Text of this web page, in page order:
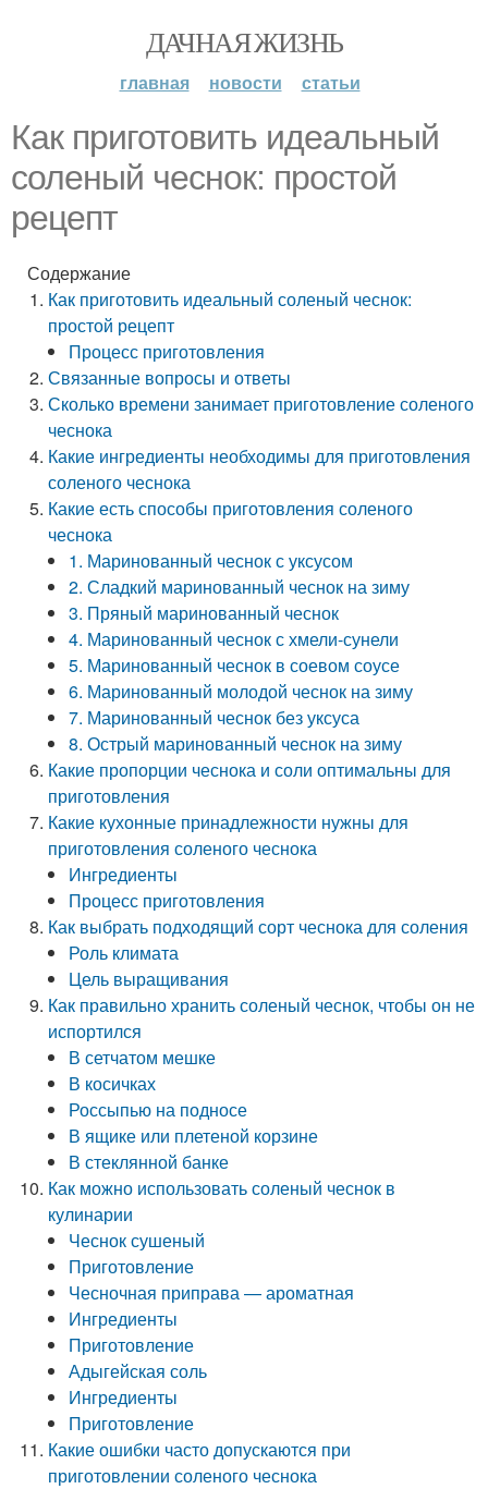
ДАЧНАЯ ЖИЗНЬ
главная новости статьи
Как приготовить идеальный
соленый чеснок: простой
рецепт
Содержание
Как приготовить идеальный соленый чеснок:
простой рецепт
Процесс приготовления
Связанные вопросы и ответы
Сколько времени занимает приготовление соленого
чеснока
Какие ингредиенты необходимы для приготовления
соленого чеснока
Какие есть способы приготовления соленого
чеснока
1. Маринованный чеснок с уксусом
2. Сладкий маринованный чеснок на зиму
3. Пряный маринованный чеснок
4. Маринованный чеснок с хмели-сунели
5. Маринованный чеснок в соевом соусе
6. Маринованный молодой чеснок на зиму
7. Маринованный чеснок без уксуса
8. Острый маринованный чеснок на зиму
Какие пропорции чеснока и соли оптимальны для
приготовления
Какие кухонные принадлежности нужны для
приготовления соленого чеснока
Ингредиенты
Процесс приготовления
Как выбрать подходящий сорт чеснока для соления
Роль климата
Цель выращивания
Как правильно хранить соленый чеснок, чтобы он не
испортился
В сетчатом мешке
В косичках
Россыпью на подносе
В ящике или плетеной корзине
В стеклянной банке
Как можно использовать соленый чеснок в
кулинарии
Чеснок сушеный
Приготовление
Чесночная приправа — ароматная
Ингредиенты
Приготовление
Адыгейская соль
Ингредиенты
Приготовление
Какие ошибки часто допускаются при
приготовлении соленого чеснока